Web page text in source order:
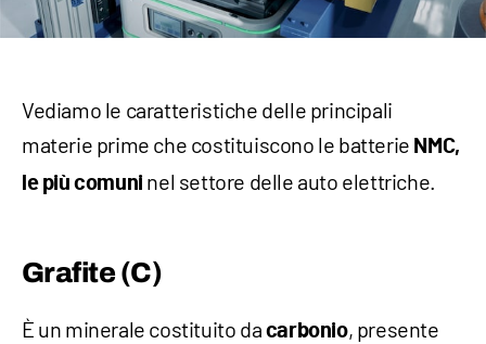
Vediamo le caratteristiche delle principali
materie prime che costituiscono le batterie NMC,
le più comuni nel settore delle auto elettriche.
Grafite (C)
È un minerale costituito da carbonio, presente